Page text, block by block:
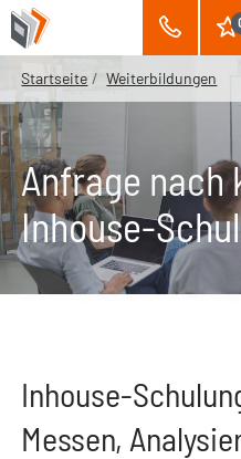
Startseite Weiterbildungen
Anfrage nach
Inhouse-
Inhouse-
Messen,